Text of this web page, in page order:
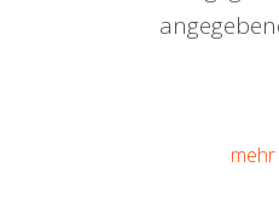
mehr